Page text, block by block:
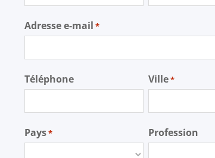
Adresse e-mail *
Téléphone Ville*
Pays* Profession